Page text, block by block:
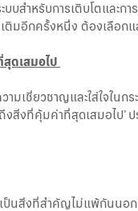
บสำหรับการเติบโตและ
มอีกครั้งหนึ่ง ต้องเลือกแ
ดเสมอไป
มเชี่ยวชาญและใส่ใจใน
งสิ่งที่คุ้มค่าที่สุดเสมอไป
นสิ่งที่สำคัญไม่แพ้กันนอ